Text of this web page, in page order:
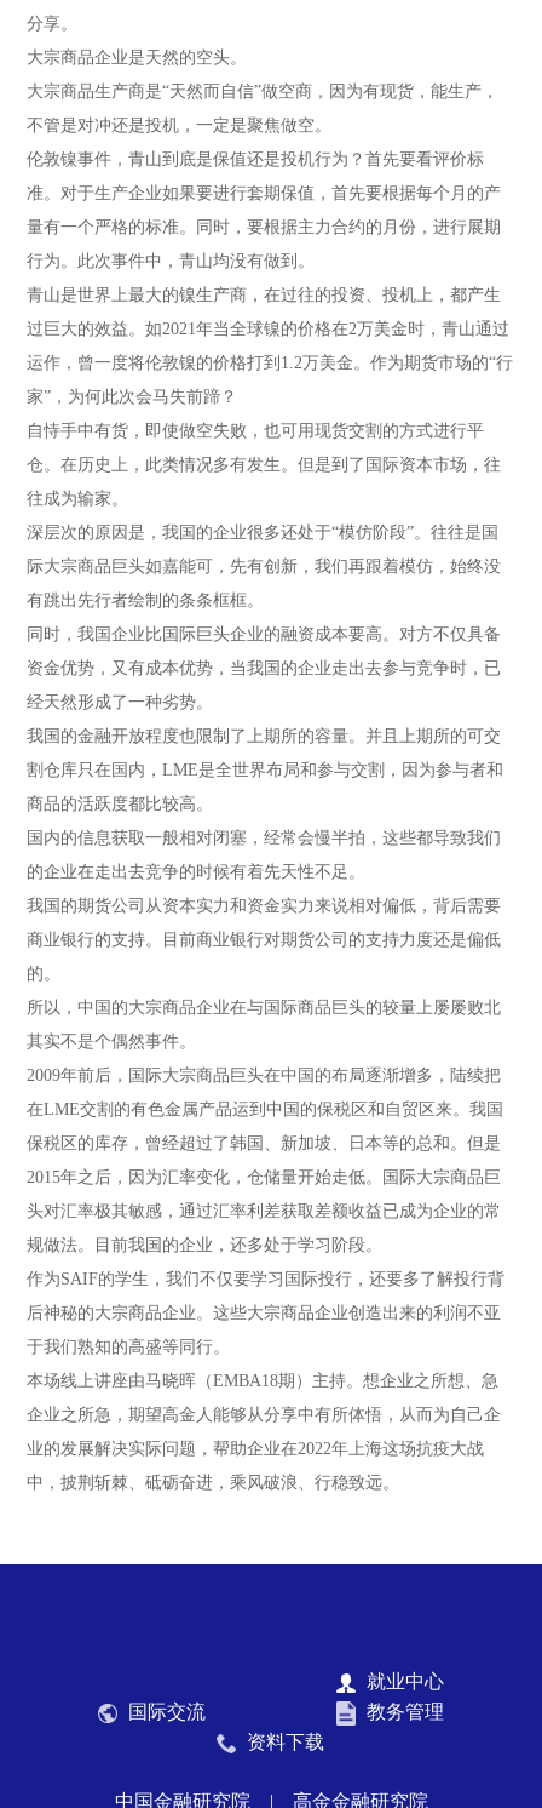
分享。
大宗商品企业是天然的空头。
大宗商品生产商是“天然而自信”做空商，因为有现货，能生产，
不管是对冲还是投机，一定是聚焦做空。
伦敦镍事件，青山到底是保值还是投机行为？首先要看评价标
准。对于生产企业如果要进行套期保值，首先要根据每个月的产
量有一个严格的标准。同时，要根据主力合约的月份，进行展期
行为。此次事件中，青山均没有做到。
青山是世界上最大的镍生产商，在过往的投资、投机上，都产生
过巨大的效益。如2021年当全球镍的价格在2万美金时，青山通过
运作，曾一度将伦敦镍的价格打到1.2万美金。作为期货市场的“行
家”，为何此次会马失前蹄？
自恃手中有货，即使做空失败，也可用现货交割的方式进行平
仓。在历史上，此类情况多有发生。但是到了国际资本市场，往
往成为输家。
深层次的原因是，我国的企业很多还处于“模仿阶段”。往往是国
际大宗商品巨头如嘉能可，先有创新，我们再跟着模仿，始终没
有跳出先行者绘制的条条框框。
同时，我国企业比国际巨头企业的融资成本要高。对方不仅具备
资金优势，又有成本优势，当我国的企业走出去参与竞争时，已
经天然形成了一种劣势。
我国的金融开放程度也限制了上期所的容量。并且上期所的可交
割仓库只在国内，LME是全世界布局和参与交割，因为参与者和
商品的活跃度都比较高。
国内的信息获取一般相对闭塞，经常会慢半拍，这些都导致我们
的企业在走出去竞争的时候有着先天性不足。
我国的期货公司从资本实力和资金实力来说相对偏低，背后需要
商业银行的支持。目前商业银行对期货公司的支持力度还是偏低
的。
所以，中国的大宗商品企业在与国际商品巨头的较量上屡屡败北
其实不是个偶然事件。
2009年前后，国际大宗商品巨头在中国的布局逐渐增多，陆续把
在LME交割的有色金属产品运到中国的保税区和自贸区来。我国
保税区的库存，曾经超过了韩国、新加坡、日本等的总和。但是
2015年之后，因为汇率变化，仓储量开始走低。国际大宗商品巨
头对汇率极其敏感，通过汇率利差获取差额收益已成为企业的常
规做法。目前我国的企业，还多处于学习阶段。
作为SAIF的学生，我们不仅要学习国际投行，还要多了解投行背
后神秘的大宗商品企业。这些大宗商品企业创造出来的利润不亚
于我们熟知的高盛等同行。
本场线上讲座由马晓晖（EMBA18期）主持。想企业之所想、急
企业之所急，期望高金人能够从分享中有所体悟，从而为自己企
业的发展解决实际问题，帮助企业在2022年上海这场抗疫大战
中，披荆斩棘、砥砺奋进，乘风破浪、行稳致远。
就业中心
国际交流
教务管理
资料下载
中国金融研究院 | 高金金融研究院